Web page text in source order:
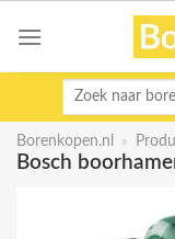
Zoeken
Borenkopen.nl »
Bosch